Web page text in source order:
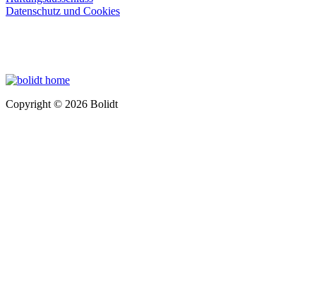
Datenschutz und Cookies
Copyright © 2026 Bolidt